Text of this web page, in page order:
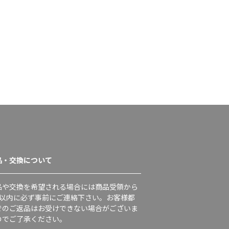
・交換について
や交換を希望される場合には商品受領から
内に必ず事前にご連絡下さい。お客様都
のご返品はお受けできない場合がございま
ご了承ください。